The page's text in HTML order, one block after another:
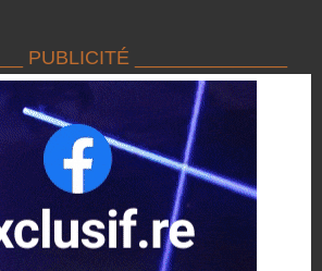
PUBLICITÉ ______________